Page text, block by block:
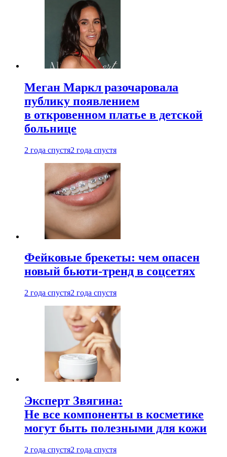
Меган Маркл разочаровала
публику появлением
в откровенном платье в детской
больнице
2 года спустя2 года спустя
Фейковые брекеты: чем опасен
новый бьюти-тренд в соцсетях
2 года спустя2 года спустя
Эксперт Звягина:
Не все компоненты в косметике
могут быть полезными для кожи
2 года спустя2 года спустя